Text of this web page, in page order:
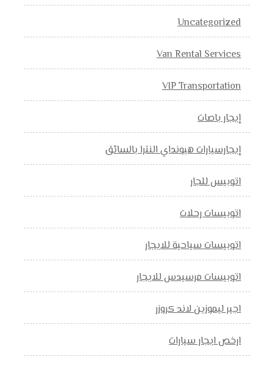
Uncategorized
Van Rental Services
VIP Transportation
إيجار باصات
إيجارسيارات هيونداي النترا بالسائق
اتوبيس للجار
اتوبيسات رحلات
اتوبيسات سياحية للايجار
اتوبيسات مرسيدس للايجار
اجير ليموزين لاند كروزر
ارخص ايجار سيارات